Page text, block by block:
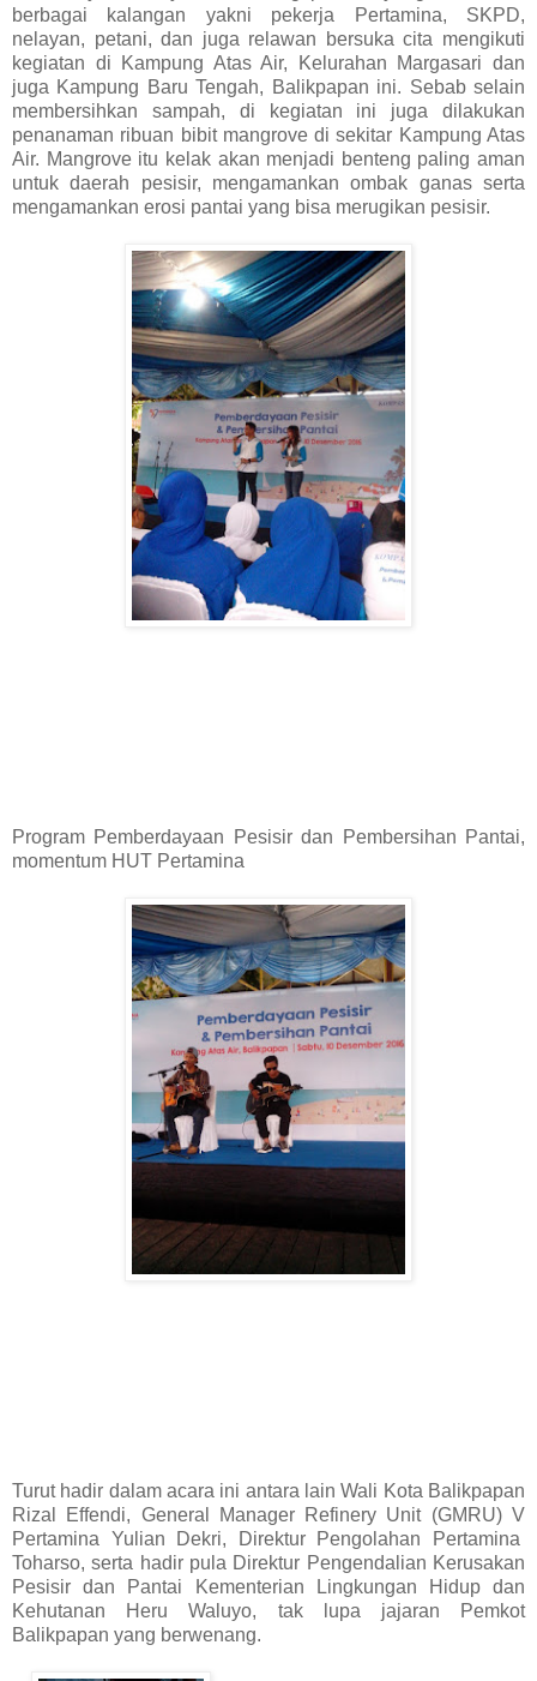
berbagai kalangan yakni pekerja Pertamina, SKPD,
nelayan, petani, dan juga relawan bersuka cita mengikuti
kegiatan di Kampung Atas Air, Kelurahan Margasari dan
juga Kampung Baru Tengah, Balikpapan ini. Sebab selain
membersihkan sampah, di kegiatan ini juga dilakukan
penanaman ribuan bibit mangrove di sekitar Kampung Atas
Air. Mangrove itu kelak akan menjadi benteng paling aman
untuk daerah pesisir, mengamankan ombak ganas serta
mengamankan erosi pantai yang bisa merugikan pesisir.
Program Pemberdayaan Pesisir dan Pembersihan Pantai,
momentum HUT Pertamina
Turut hadir dalam acara ini antara lain Wali Kota Balikpapan
Rizal Effendi, General Manager Refinery Unit (GMRU) V
Pertamina Yulian Dekri, Direktur Pengolahan Pertamina
Toharso, serta hadir pula Direktur Pengendalian Kerusakan
Pesisir dan Pantai Kementerian Lingkungan Hidup dan
Kehutanan Heru Waluyo, tak lupa jajaran Pemkot
Balikpapan yang berwenang.